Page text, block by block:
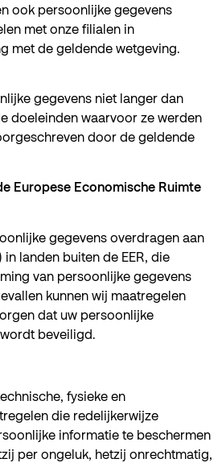
ook persoonlijke gegevens
met onze filialen in
met de geldende wetgeving.
gegevens niet langer dan
doeleinden waarvoor ze werden
door de geldende
Europese Economische Ruimte
gegevens overdragen aan
landen buiten de EER, die
van persoonlijke gegevens
kunnen wij maatregelen
dat uw persoonlijke
beveiligd.
fysieke en
die redelijkerwijze
informatie te beschermen
per ongeluk, hetzij onrechtmatig,